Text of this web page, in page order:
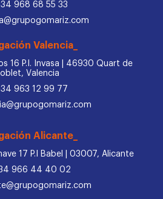
968 68 55 33
Valencia_
16 P.I. Invasa | 46930 Quart de
Valencia
963 12 99 77
Alicante_
17 P.I Babel | 03007, Alicante
966 44 40 02